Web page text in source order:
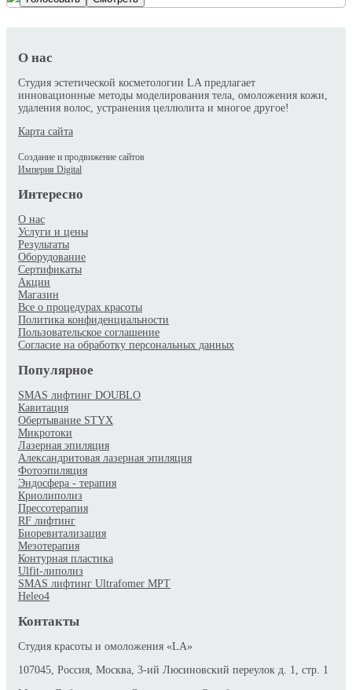
О нас
Студия эстетической косметологии LA предлагает
инновационные методы моделирования тела, омоложения кожи,
удаления волос, устранения целлюлита и многое другое!
Карта сайта
Создание и продвижение сайтов
Империя Digital
Интересно
О нас
Услуги и цены
Результаты
Оборудование
Сертификаты
Акции
Магазин
Все о процедурах красоты
Политика конфиденциальности
Пользовательское соглашение
Согласие на обработку персональных данных
Популярное
SMAS лифтинг DOUBLO
Кавитация
Обертывание STYX
Микротоки
Лазерная эпиляция
Александритовая лазерная эпиляция
Фотоэпиляция
Эндосфера - терапия
Криолиполиз
Прессотерапия
RF лифтинг
Биоревитализация
Мезотерапия
Контурная пластика
Ulfit-липолиз
SMAS лифтинг Ultrafomer MPT
Heleo4
Контакты
Студия красоты и омоложения «LA»
107045, Россия, Москва, 3-ий Люсиновский переулок д. 1, стр. 1